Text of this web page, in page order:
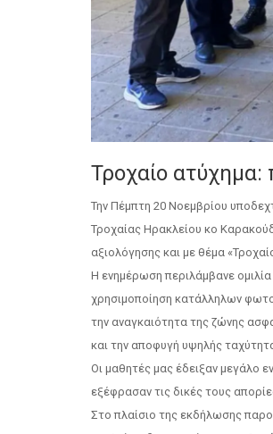
Τροχαίο ατύχημα:
Την Πέμπτη 20 Νοεμβρίου
Τροχαίας Ηρακλείου κο
αξιολόγησης και με θέμα
Η ενημέρωση περιλάμβανε
χρησιμοποίηση κατάλληλων
την αναγκαιότητα της ζώνης
και την αποφυγή υψηλής
Οι μαθητές μας έδειξαν μεγάλο
εξέφρασαν τις δικές τους
Στο πλαίσιο της εκδήλωσης